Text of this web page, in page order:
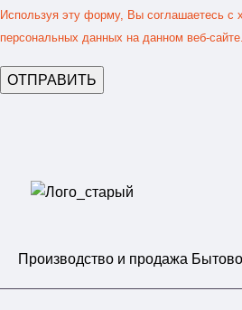
Используя эту форму, Вы соглашаетесь с
персональных данных на данном веб-сайте.
Производство и продажа